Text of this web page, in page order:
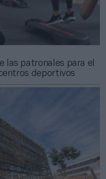
las patronales para el
deportivos